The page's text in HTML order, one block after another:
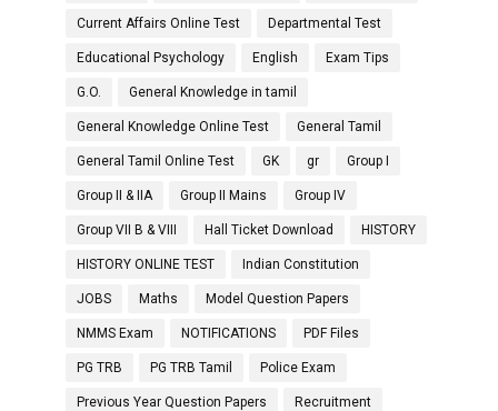
Current Affairs Online Test Departmental Test
Educational Psychology English Exam Tips
G.O. General Knowledge in tamil
General Knowledge Online Test General Tamil
General Tamil Online Test GK gr Group I
Group II & IIA Group II Mains Group IV
Group VII B & VIII Hall Ticket Download HISTORY
HISTORY ONLINE TEST Indian Constitution
JOBS Maths Model Question Papers
NMMS Exam NOTIFICATIONS PDF Files
PG TRB PG TRB Tamil Police Exam
Previous Year Question Papers Recruitment